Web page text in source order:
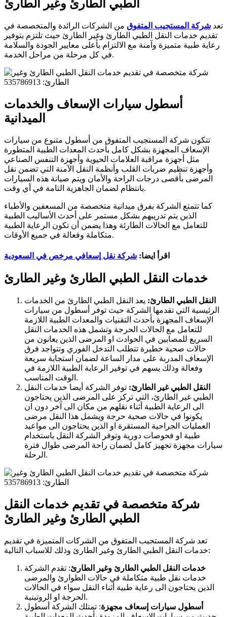
الطبي الطارئ وغير الطارئ
تعد شركة المستجيب المتفوق من الشركات الرائدة والمتخصصة في
تقديم خدمات النقل الطبي الطارئ وغير الطارئ حيث تلتزم بتوفير
رعاية طبية متميزة وآمنة مع الالتزام بأعلى معايير الجودة والسلامة
في كل مرحلة من مراحل الخدمة.
أسطول سيارات الإسعاف والخدمات
الميدانية
تتكون شركة المستجيب المتفوق من أسطول متنوع من سيارات
الإسعاف المجهزة بشكل كامل بأحدث المعدات الطبية المتطورة
مثل أجهزة مراقبة العلامات الحيوية وأجهزة التنفس الصناعي
وأجهزة تنظيم ضربات القلب وأنظمة النقل الآمنة التي تضمن نقل
المرضى بأقصى درجات الراحة والأمان ويتم صيانة هذه السيارات
بانتظام لضمان الجاهزية التامة في أي وقت.
كما تتمتع الشركة بفرق ميدانية متخصصة من المسعفين والأطباء
الذين يتم تدريبهم بشكل مستمر على أحدث الأساليب الطبية
للتعامل مع الحالات الطارئة وهذا يضمن أن تكون الرعاية الطبية
متكاملة وفعالة في جميع الأوقات.
اقرأ ايضا: شركة نقل إسعافي مرخص في السعودية
خدمات النقل الطبي الطارئ وغير الطارئ
النقل الطبي الطارئ: يعد النقل الطبي الطارئ من الخدمات
الرئيسية التي تقدمها الشركة حيث توفر أسطول من سيارات
الإسعاف المجهزة بأحدث التقنيات والمعدات الطبية اللازمة
للتعامل مع الحالات الحرجة وتشمل هذه الخدمات النقل
السريع للمصابين في الحوادث او المرضى الذين يعانون من
حالات صحية خطيرة تتطلب التدخل الفوري وتتواجد فرق
الإسعاف المدربة على مدار الساعة لضمان استجابة سريعة
وفعالة وذلك يسهم في توفير الرعاية الطبية اللازمة في
الوقت المناسب.
النقل الطبي غير الطارئ: توفر الشركة أيضا خدمات النقل
الطبي غير الطارئ، التي تركز على المرضى الذين يحتاجون
الى الرعاية الطبية أثناء نقلهم من مكان الى آخر دون ان
يكونوا في حالات صحية حرجة ويشمل هذا النقل مرضى
العمليات الجراحية المستقرة او الذين يحتاجون الى مواعيد
طبية او فحوصات دورية وتوفر الشركة النقل باستخدام
سيارات مجهزة تجهيز كامل لضمان راحة المرضى طوال فترة
الرحلة.
شركة متخصصة في تقديم خدمات النقل
الطبي الطارئ وغير الطارئ
تعد شركة المستجيب المتفوق من الشركات المتميزة في تقديم
خدمات النقل الطبي الطارئ وغير الطارئ وذلك للاسباب التالية:
خدمات النقل الطبي الطارئ وغير الطارئ: تقدم الشركة
خدمات نقل طبية متكاملة في حالات الطوارئ والمرضى
الذين يحتاجون الى رعاية طبية أثناء النقل سواء في الحالات
الحرجة او الروتينية.
أسطول سيارات إسعاف مجهزة: تمتلك الشركة أسطول